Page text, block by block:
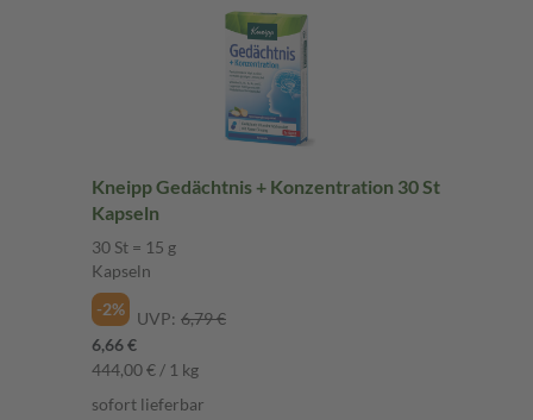
Kneipp Gedächtnis + Konzentration 30 St
Kapseln
30 St = 15 g
Kapseln
-2%
UVP: 6,79 €
6,66 €
444,00 € / 1 kg
sofort lieferbar